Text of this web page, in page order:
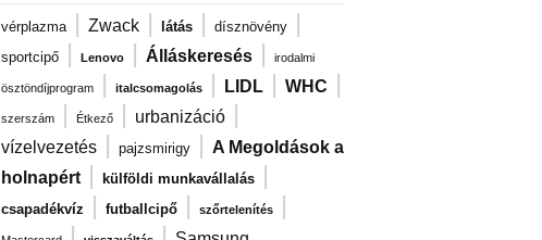
vérplazma | Zwack | látás | dísznövény |
sportcipő | Lenovo | Álláskeresés | irodalmi
ösztöndíjprogram | italcsomagolás | LIDL | WHC |
szerszám | Étkező | urbanizáció |
vízelvezetés | pajzsmirigy | A Megoldások a
holnapért | külföldi munkavállalás |
csapadékvíz | futballcipő | szőrtelenítés |